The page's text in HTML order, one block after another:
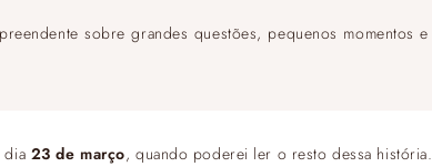
sobre grandes questões, pequenos momentos e
dia 23 de março, quando poderei ler o resto dessa história.